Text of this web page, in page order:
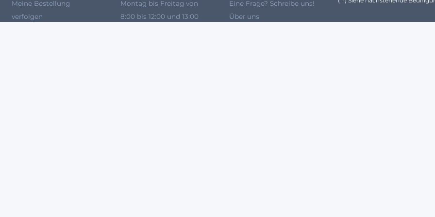
Meine Bestellung
verfolgen
Montag bis Freitag von
8:00 bis 12:00 und 13:00
Eine Frage? Schreibe uns!
Über uns